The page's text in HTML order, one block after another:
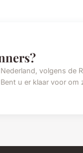
volgens de
u er klaar voor om